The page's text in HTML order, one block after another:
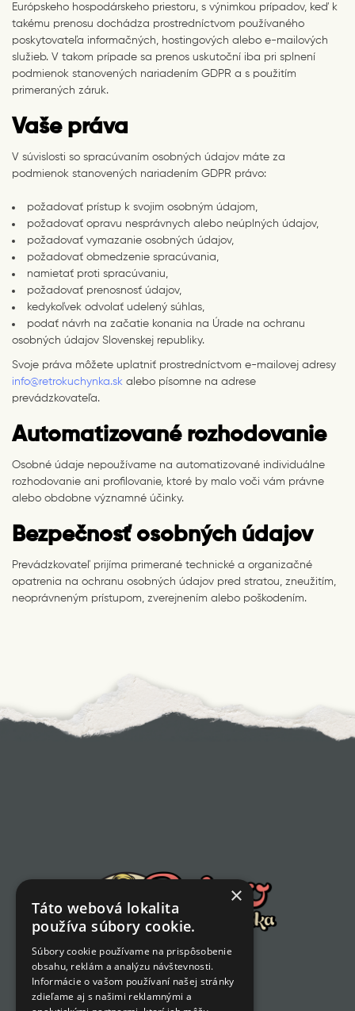
Európskeho hospodárskeho priestoru, s výnimkou prípadov, keď k
takému prenosu dochádza prostredníctvom používaného
poskytovateľa informačných, hostingových alebo e-mailových
služieb. V takom prípade sa prenos uskutoční iba pri splnení
podmienok stanovených nariadením GDPR a s použitím
primeraných záruk.
Vaše práva
V súvislosti so spracúvaním osobných údajov máte za
podmienok stanovených nariadením GDPR právo:
požadovať prístup k svojim osobným údajom,
požadovať opravu nesprávnych alebo neúplných údajov,
požadovať vymazanie osobných údajov,
požadovať obmedzenie spracúvania,
namietať proti spracúvaniu,
požadovať prenosnosť údajov,
kedykoľvek odvolať udelený súhlas,
podať návrh na začatie konania na Úrade na ochranu
osobných údajov Slovenskej republiky.
Svoje práva môžete uplatniť prostredníctvom e-mailovej adresy
info@retrokuchynka.sk alebo písomne na adrese
prevádzkovateľa.
Automatizované rozhodovanie
Osobné údaje nepoužívame na automatizované individuálne
rozhodovanie ani profilovanie, ktoré by malo voči vám právne
alebo obdobne významné účinky.
Bezpečnosť osobných údajov
Prevádzkovateľ prijíma primerané technické a organizačné
opatrenia na ochranu osobných údajov pred stratou, zneužitím,
neoprávneným prístupom, zverejnením alebo poškodením.
×
Táto webová lokalita
používa súbory cookie.
Súbory cookie používame na prispôsobenie
obsahu, reklám a analýzu návštevnosti.
Informácie o vašom používaní našej stránky
zdieľame aj s našimi reklamnými a